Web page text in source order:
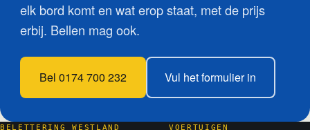
elk bord komt en wat erop staat, met de prijs
erbij. Bellen mag ook.
Bel 0174 700 232 Vul het formulier in
BELETTERING WESTLAND VOERTUIGEN